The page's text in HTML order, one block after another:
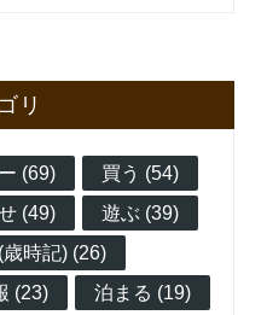
リ
(69)
買う (54)
(49)
遊ぶ (39)
時記) (26)
(23)
泊まる (19)